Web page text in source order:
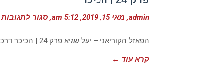
admin מאי 15, 2019 5:12 am סגור לתגובות
הפאזל הקוריאני – יעל שגיא פרק 24 | הכיכר דרכה למדתי דברים רבים על קוריאה, על החיים במדינה, על התרבות,
קרא עוד ←